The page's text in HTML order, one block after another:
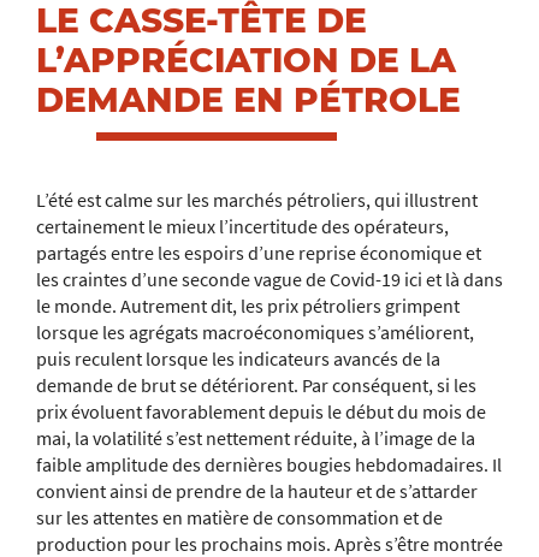
LE CASSE-TÊTE DE
L’APPRÉCIATION DE LA
DEMANDE EN PÉTROLE
L’été est calme sur les marchés pétroliers, qui illustrent
certainement le mieux l’incertitude des opérateurs,
partagés entre les espoirs d’une reprise économique et
les craintes d’une seconde vague de Covid-19 ici et là dans
le monde. Autrement dit, les prix pétroliers grimpent
lorsque les agrégats macroéconomiques s’améliorent,
puis reculent lorsque les indicateurs avancés de la
demande de brut se détériorent. Par conséquent, si les
prix évoluent favorablement depuis le début du mois de
mai, la volatilité s’est nettement réduite, à l’image de la
faible amplitude des dernières bougies hebdomadaires. Il
convient ainsi de prendre de la hauteur et de s’attarder
sur les attentes en matière de consommation et de
production pour les prochains mois. Après s’être montrée